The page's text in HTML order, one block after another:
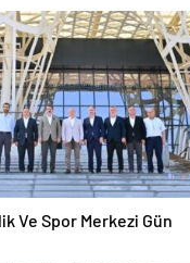
yenileniyor
Gün